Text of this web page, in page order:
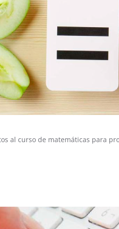
al curso de matemáticas para